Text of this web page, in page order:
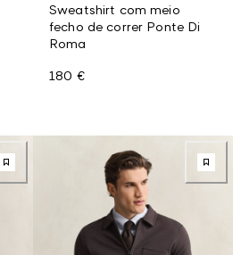
Sweatshirt com meio
fecho de correr Ponte Di
Roma
180 €